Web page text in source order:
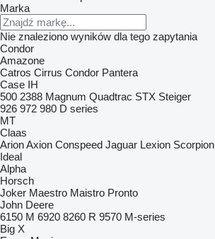
Marka
Nie znaleziono wyników dla tego zapytania
Condor
Amazone
Catros Cirrus Condor Pantera
Case IH
500 2388 Magnum Quadtrac STX Steiger
926 972 980 D series
MT
Claas
ArionAxion Conspeed Jaguar Lexion Scorpion
Ideal
Alpha
Horsch
Joker Maestro Maistro Pronto
John Deere
6150 M 6920 8260 R 9570 M-series
Big X